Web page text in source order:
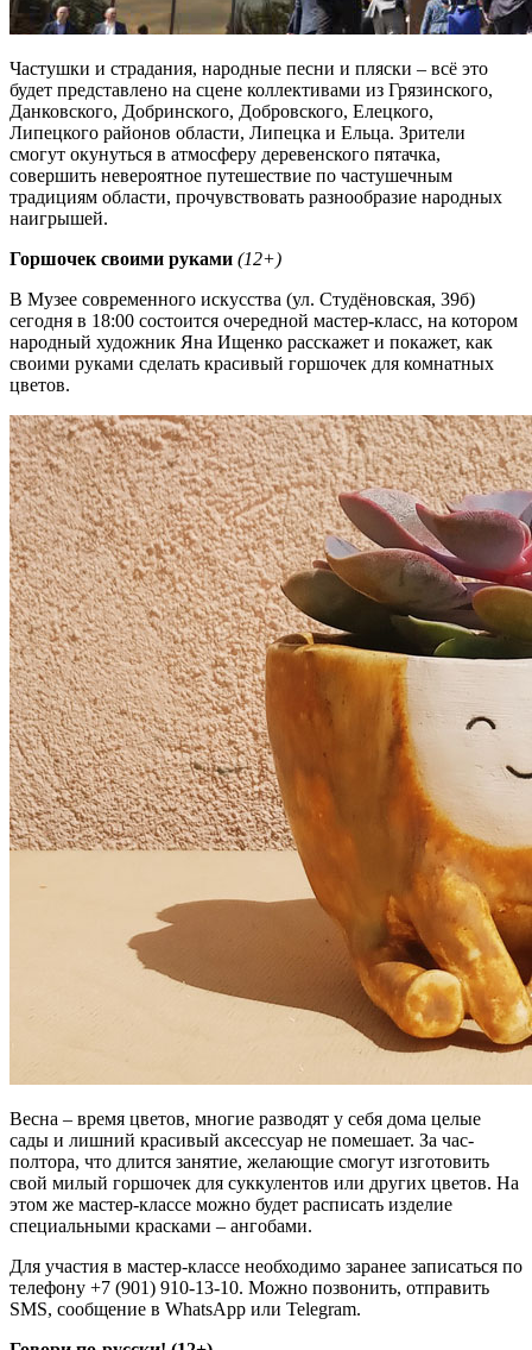
Частушки и страдания, народные песни и пляски – всё это
будет представлено на сцене коллективами из Грязинского,
Данковского, Добринского, Добровского, Елецкого,
Липецкого районов области, Липецка и Ельца. Зрители
смогут окунуться в атмосферу деревенского пятачка,
совершить невероятное путешествие по частушечным
традициям области, прочувствовать разнообразие народных
наигрышей.
Горшочек своими руками (12+)
В Музее современного искусства (ул. Студёновская, 39б)
сегодня в 18:00 состоится очередной мастер-класс, на котором
народный художник Яна Ищенко расскажет и покажет, как
своими руками сделать красивый горшочек для комнатных
цветов.
Весна – время цветов, многие разводят у себя дома целые
сады и лишний красивый аксессуар не помешает. За час-
полтора, что длится занятие, желающие смогут изготовить
свой милый горшочек для суккулентов или других цветов. На
этом же мастер-классе можно будет расписать изделие
специальными красками – ангобами.
Для участия в мастер-классе необходимо заранее записаться по
телефону +7 (901) 910-13-10. Можно позвонить, отправить
SMS, сообщение в WhatsApp или Telegram.